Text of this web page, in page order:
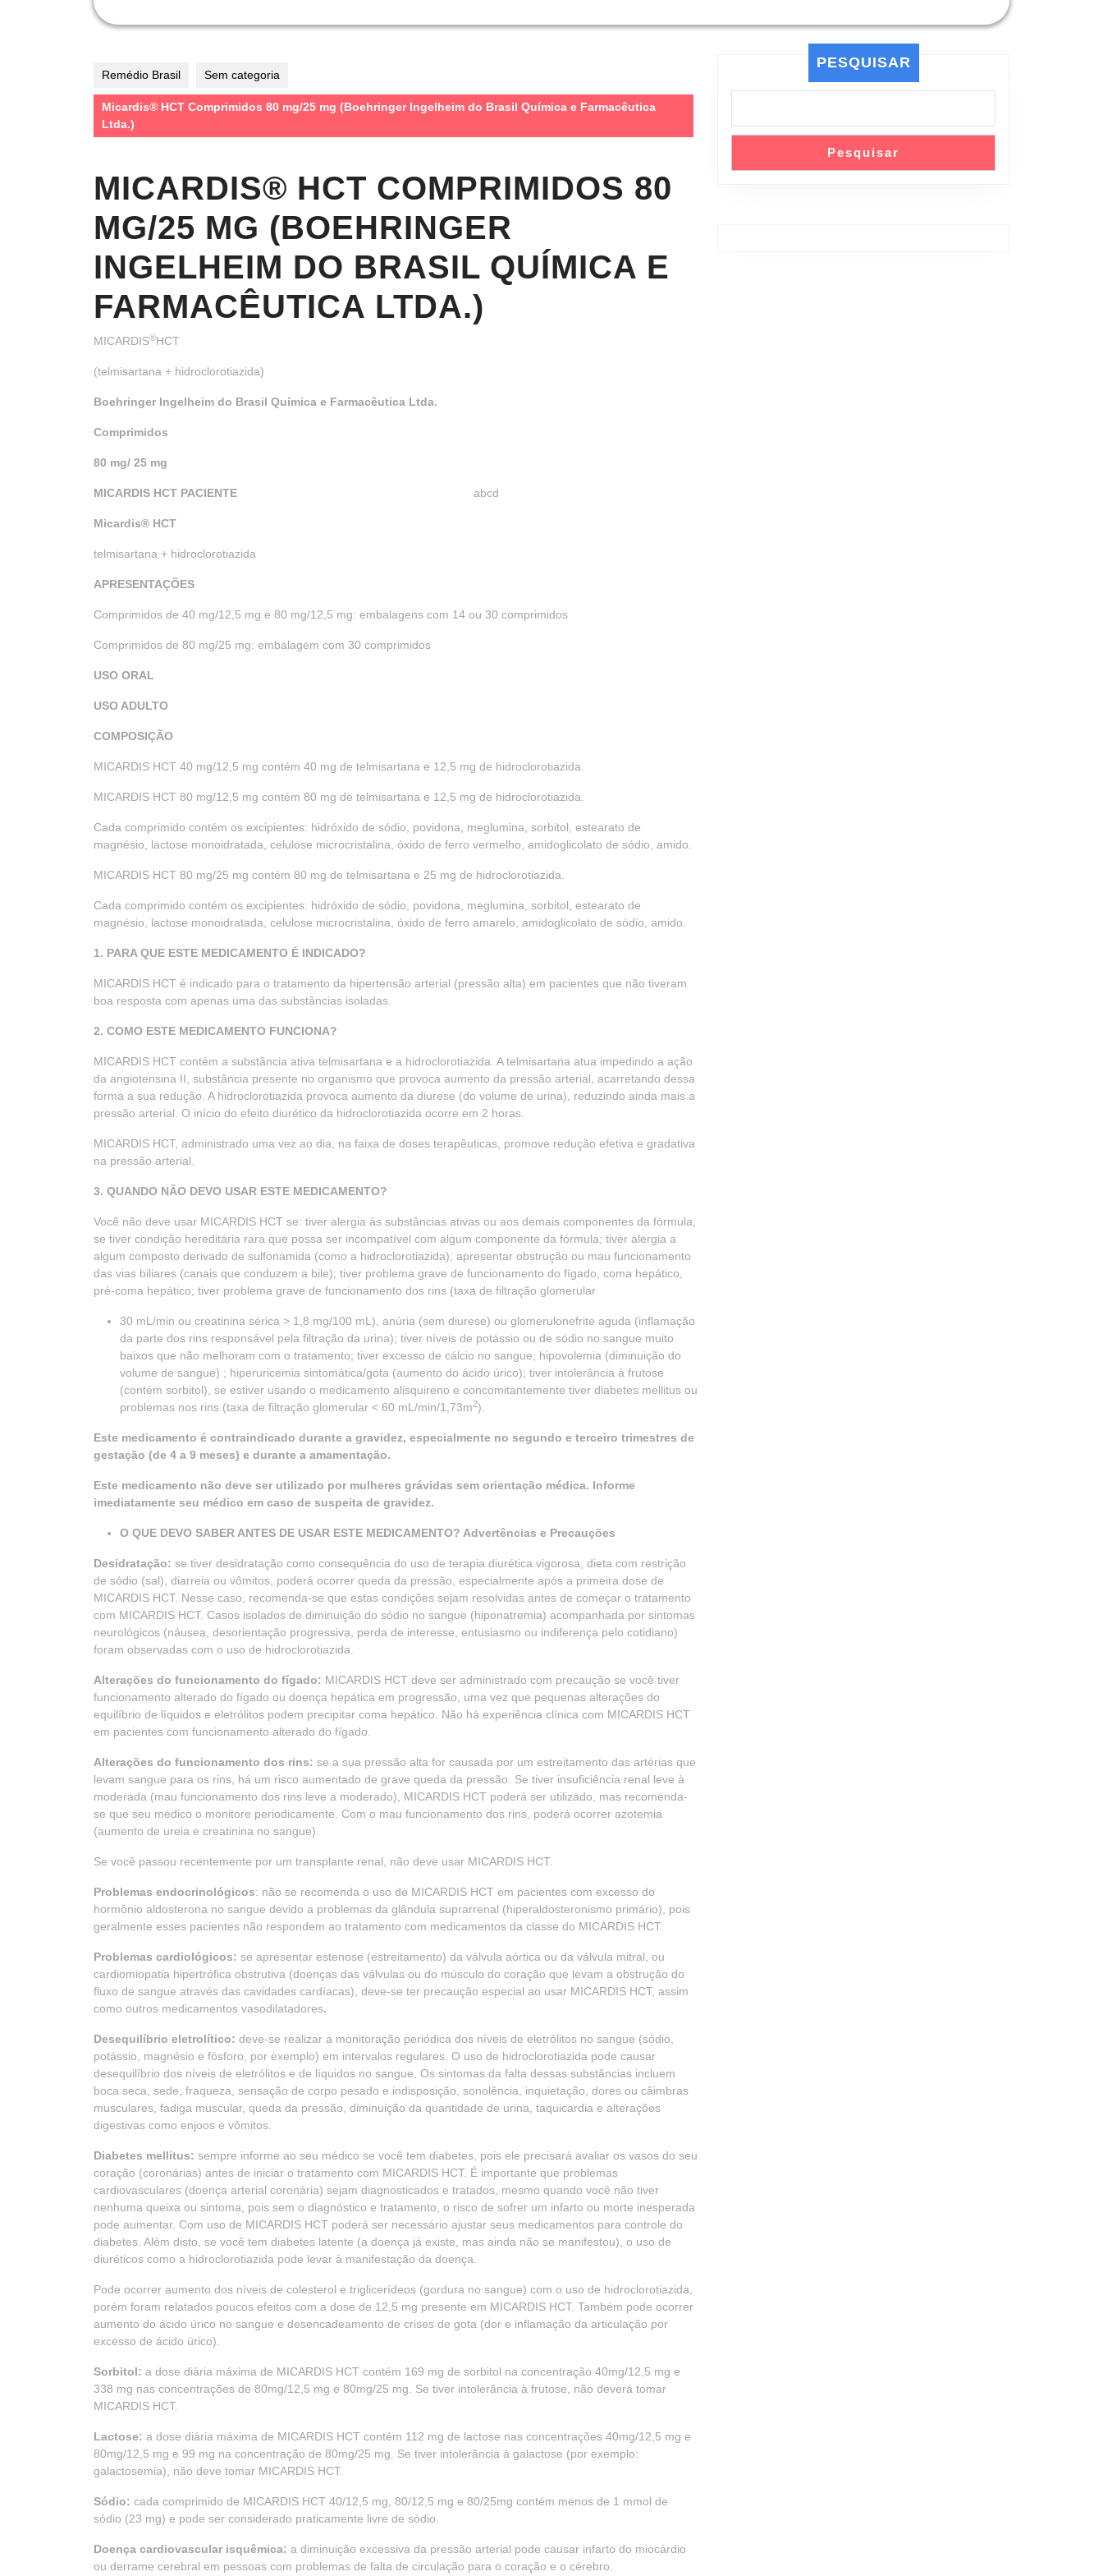
Remédio Brasil Sem categoria
Micardis® HCT Comprimidos 80 mg/25 mg (Boehringer Ingelheim do Brasil Química e Farmacêutica
Ltda.)
MICARDIS® HCT COMPRIMIDOS 80
MG/25 MG (BOEHRINGER
INGELHEIM DO BRASIL QUÍMICA E
FARMACÊUTICA LTDA.)
MICARDIS®HCT
(telmisartana + hidroclorotiazida)
Boehringer Ingelheim do Brasil Química e Farmacêutica Ltda.
Comprimidos
80 mg/ 25 mg
MICARDIS HCT PACIENTE abcd
Micardis® HCT
telmisartana + hidroclorotiazida
APRESENTAÇÕES
Comprimidos de 40 mg/12,5 mg e 80 mg/12,5 mg: embalagens com 14 ou 30 comprimidos
Comprimidos de 80 mg/25 mg: embalagem com 30 comprimidos
USO ORAL
USO ADULTO
COMPOSIÇÃO
MICARDIS HCT 40 mg/12,5 mg contém 40 mg de telmisartana e 12,5 mg de hidroclorotiazida.
MICARDIS HCT 80 mg/12,5 mg contém 80 mg de telmisartana e 12,5 mg de hidroclorotiazida.
Cada comprimido contém os excipientes: hidróxido de sódio, povidona, meglumina, sorbitol, estearato de
magnésio, lactose monoidratada, celulose microcristalina, óxido de ferro vermelho, amidoglicolato de sódio, amido.
MICARDIS HCT 80 mg/25 mg contém 80 mg de telmisartana e 25 mg de hidroclorotiazida.
Cada comprimido contém os excipientes: hidróxido de sódio, povidona, meglumina, sorbitol, estearato de
magnésio, lactose monoidratada, celulose microcristalina, óxido de ferro amarelo, amidoglicolato de sódio, amido.
1. PARA QUE ESTE MEDICAMENTO É INDICADO?
MICARDIS HCT é indicado para o tratamento da hipertensão arterial (pressão alta) em pacientes que não tiveram
boa resposta com apenas uma das substâncias isoladas.
2. COMO ESTE MEDICAMENTO FUNCIONA?
MICARDIS HCT contém a substância ativa telmisartana e a hidroclorotiazida. A telmisartana atua impedindo a ação
da angiotensina II, substância presente no organismo que provoca aumento da pressão arterial, acarretando dessa
forma a sua redução. A hidroclorotiazida provoca aumento da diurese (do volume de urina), reduzindo ainda mais a
pressão arterial. O início do efeito diurético da hidroclorotiazida ocorre em 2 horas.
MICARDIS HCT, administrado uma vez ao dia, na faixa de doses terapêuticas, promove redução efetiva e gradativa
na pressão arterial.
3. QUANDO NÃO DEVO USAR ESTE MEDICAMENTO?
Você não deve usar MICARDIS HCT se: tiver alergia às substâncias ativas ou aos demais componentes da fórmula;
se tiver condição hereditária rara que possa ser incompatível com algum componente da fórmula; tiver alergia a
algum composto derivado de sulfonamida (como a hidroclorotiazida); apresentar obstrução ou mau funcionamento
das vias biliares (canais que conduzem a bile); tiver problema grave de funcionamento do fígado, coma hepático,
pré-coma hepático; tiver problema grave de funcionamento dos rins (taxa de filtração glomerular
30 mL/min ou creatinina sérica > 1,8 mg/100 mL), anúria (sem diurese) ou glomerulonefrite aguda (inflamação
da parte dos rins responsável pela filtração da urina); tiver níveis de potássio ou de sódio no sangue muito
baixos que não melhoram com o tratamento; tiver excesso de cálcio no sangue; hipovolemia (diminuição do
volume de sangue) ; hiperuricemia sintomática/gota (aumento do ácido úrico); tiver intolerância à frutose
(contém sorbitol), se estiver usando o medicamento alisquireno e concomitantemente tiver diabetes mellitus ou
problemas nos rins (taxa de filtração glomerular < 60 mL/min/1,73m2).
Este medicamento é contraindicado durante a gravidez, especialmente no segundo e terceiro trimestres de
gestação (de 4 a 9 meses) e durante a amamentação.
Este medicamento não deve ser utilizado por mulheres grávidas sem orientação médica. Informe
imediatamente seu médico em caso de suspeita de gravidez.
O QUE DEVO SABER ANTES DE USAR ESTE MEDICAMENTO? Advertências e Precauções
Desidratação: se tiver desidratação como consequência do uso de terapia diurética vigorosa, dieta com restrição
de sódio (sal), diarreia ou vômitos, poderá ocorrer queda da pressão, especialmente após a primeira dose de
MICARDIS HCT. Nesse caso, recomenda-se que estas condições sejam resolvidas antes de começar o tratamento
com MICARDIS HCT. Casos isolados de diminuição do sódio no sangue (hiponatremia) acompanhada por sintomas
neurológicos (náusea, desorientação progressiva, perda de interesse, entusiasmo ou indiferença pelo cotidiano)
foram observadas com o uso de hidroclorotiazida.
Alterações do funcionamento do fígado: MICARDIS HCT deve ser administrado com precaução se você tiver
funcionamento alterado do fígado ou doença hepática em progressão, uma vez que pequenas alterações do
equilíbrio de líquidos e eletrólitos podem precipitar coma hepático. Não há experiência clínica com MICARDIS HCT
em pacientes com funcionamento alterado do fígado.
Alterações do funcionamento dos rins: se a sua pressão alta for causada por um estreitamento das artérias que
levam sangue para os rins, há um risco aumentado de grave queda da pressão. Se tiver insuficiência renal leve à
moderada (mau funcionamento dos rins leve a moderado), MICARDIS HCT poderá ser utilizado, mas recomenda-
se que seu médico o monitore periodicamente. Com o mau funcionamento dos rins, poderá ocorrer azotemia
(aumento de ureia e creatinina no sangue).
Se você passou recentemente por um transplante renal, não deve usar MICARDIS HCT.
Problemas endocrinológicos: não se recomenda o uso de MICARDIS HCT em pacientes com excesso do
hormônio aldosterona no sangue devido a problemas da glândula suprarrenal (hiperaldosteronismo primário), pois
geralmente esses pacientes não respondem ao tratamento com medicamentos da classe do MICARDIS HCT.
Problemas cardiológicos: se apresentar estenose (estreitamento) da válvula aórtica ou da válvula mitral, ou
cardiomiopatia hipertrófica obstrutiva (doenças das válvulas ou do músculo do coração que levam a obstrução do
fluxo de sangue através das cavidades cardíacas), deve-se ter precaução especial ao usar MICARDIS HCT, assim
como outros medicamentos vasodilatadores.
Desequilíbrio eletrolítico: deve-se realizar a monitoração periódica dos níveis de eletrólitos no sangue (sódio,
potássio, magnésio e fósforo, por exemplo) em intervalos regulares. O uso de hidroclorotiazida pode causar
desequilíbrio dos níveis de eletrólitos e de líquidos no sangue. Os sintomas da falta dessas substâncias incluem
boca seca, sede, fraqueza, sensação de corpo pesado e indisposição, sonolência, inquietação, dores ou câimbras
musculares, fadiga muscular, queda da pressão, diminuição da quantidade de urina, taquicardia e alterações
digestivas como enjoos e vômitos.
Diabetes mellitus: sempre informe ao seu médico se você tem diabetes, pois ele precisará avaliar os vasos do seu
coração (coronárias) antes de iniciar o tratamento com MICARDIS HCT. É importante que problemas
cardiovasculares (doença arterial coronária) sejam diagnosticados e tratados, mesmo quando você não tiver
nenhuma queixa ou sintoma, pois sem o diagnóstico e tratamento, o risco de sofrer um infarto ou morte inesperada
pode aumentar. Com uso de MICARDIS HCT poderá ser necessário ajustar seus medicamentos para controle do
diabetes. Além disto, se você tem diabetes latente (a doença já existe, mas ainda não se manifestou), o uso de
diuréticos como a hidroclorotiazida pode levar à manifestação da doença.
Pode ocorrer aumento dos níveis de colesterol e triglicerídeos (gordura no sangue) com o uso de hidroclorotiazida,
porém foram relatados poucos efeitos com a dose de 12,5 mg presente em MICARDIS HCT. Também pode ocorrer
aumento do ácido úrico no sangue e desencadeamento de crises de gota (dor e inflamação da articulação por
excesso de ácido úrico).
Sorbitol: a dose diária máxima de MICARDIS HCT contém 169 mg de sorbitol na concentração 40mg/12,5 mg e
338 mg nas concentrações de 80mg/12,5 mg e 80mg/25 mg. Se tiver intolerância à frutose, não deverá tomar
MICARDIS HCT.
Lactose: a dose diária máxima de MICARDIS HCT contém 112 mg de lactose nas concentrações 40mg/12,5 mg e
80mg/12,5 mg e 99 mg na concentração de 80mg/25 mg. Se tiver intolerância à galactose (por exemplo:
galactosemia), não deve tomar MICARDIS HCT.
Sódio: cada comprimido de MICARDIS HCT 40/12,5 mg, 80/12,5 mg e 80/25mg contém menos de 1 mmol de
sódio (23 mg) e pode ser considerado praticamente livre de sódio.
Doença cardiovascular isquêmica: a diminuição excessiva da pressão arterial pode causar infarto do miocárdio
ou derrame cerebral em pessoas com problemas de falta de circulação para o coração e o cérebro.
PESQUISAR
Pesquisar